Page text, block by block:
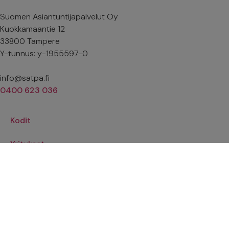
Suomen Asiantuntijapalvelut Oy
Kuokkamaantie 12
33800 Tampere
Y-tunnus: y-1955597-0
info@satpa.fi
0400 623 036
Kodit
Yritykset